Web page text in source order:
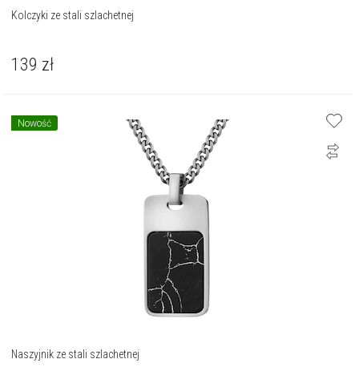
Kolczyki ze stali szlachetnej
139 zł
Nowość
Naszyjnik ze stali szlachetnej